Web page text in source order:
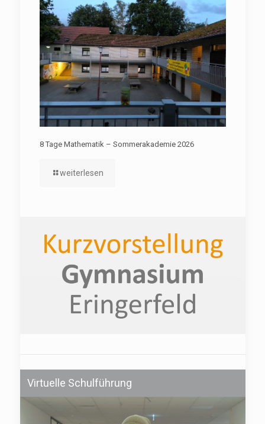
8 Tage Mathematik – Sommerakademie 2026
weiterlesen
Virtuelle Schulführung